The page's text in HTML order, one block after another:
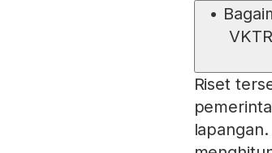
•
Riset